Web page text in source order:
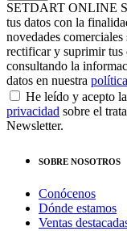
SETDART ONLINE
tus datos con la
novedades comerciales
rectificar y suprimir tus
consultando la
datos en nuestra
He leído y acepto
privacidad sobre el
Newsletter.
SOBRE NOSOTROS
Conócenos
Dónde estamos
Ventas